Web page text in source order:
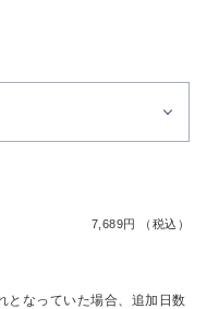
7,689円 （税込）
なっていた場合、追加日数